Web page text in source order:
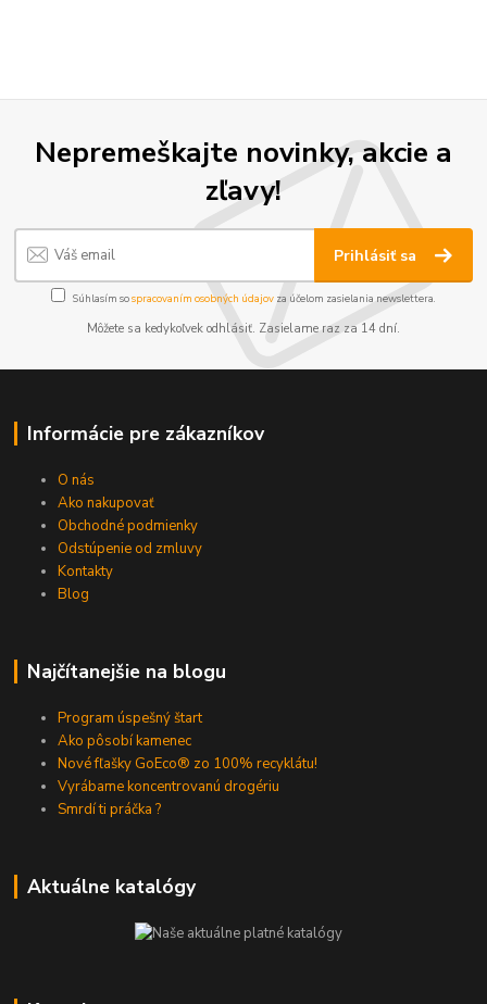
Nepremeškajte novinky, akcie a
zľavy!
Prihlásiť sa
Súhlasím sospracovaním osobných údajov za účelom zasielania newslettera.
Môžete sa kedykoľvek odhlásiť. Zasielame raz za 14 dní.
Informácie pre zákazníkov
O nás
Ako nakupovať
Obchodné podmienky
Odstúpenie od zmluvy
Kontakty
Blog
Najčítanejšie na blogu
Program úspešný štart
Ako pôsobí kamenec
Nové fľašky GoEco® zo 100% recyklátu!
Vyrábame koncentrovanú drogériu
Smrdí ti práčka ?
Aktuálne katalógy